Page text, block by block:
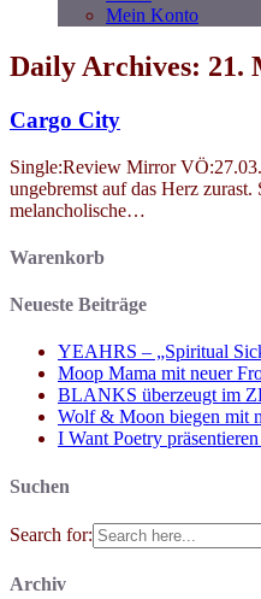
Mein Konto
Daily Archives: 21.
Cargo City
Single:Review Mirror
ungebremst auf das Herz
melancholische…
Warenkorb
Neueste Beiträge
YEAHRS – „Spiritual
Moop Mama mit neuer
BLANKS überzeugt im
Wolf & Moon biegen mit
I Want Poetry
Suchen
Search for:
Archiv